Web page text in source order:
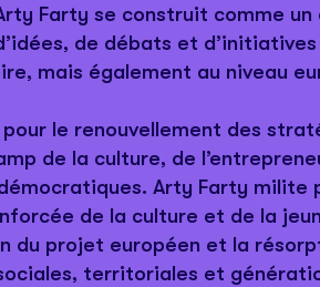
Farty se construit comme un
de débats et
mais également au niveau
le renouvellement des
de la culture, de
Arty Farty milite
de la culture et de la
du projet européen et la
territoriales et